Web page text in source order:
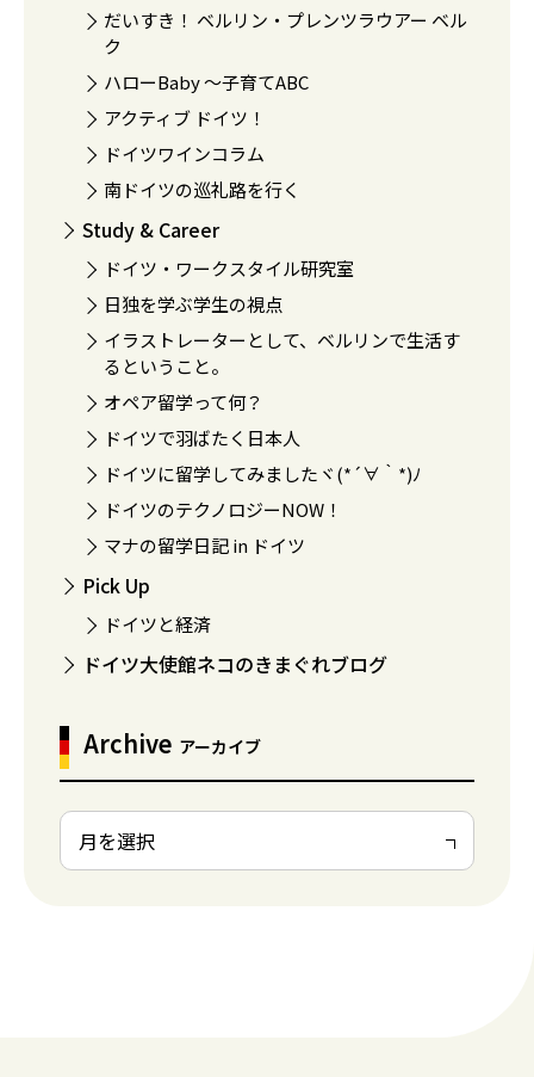
だいすき！ ベルリン・プレンツラウアー ベル
ク
ハローBaby 〜子育てABC
アクティブ ドイツ！
ドイツワインコラム
南ドイツの巡礼路を行く
Study & Career
ドイツ・ワークスタイル研究室
日独を学ぶ学生の視点
イラストレーターとして、ベルリンで生活す
るということ。
オペア留学って何？
ドイツで羽ばたく日本人
ドイツに留学してみましたヾ(*´∀｀*)ﾉ
ドイツのテクノロジーNOW！
マナの留学日記 in ドイツ
Pick Up
ドイツと経済
ドイツ大使館ネコのきまぐれブログ
Archive アーカイブ